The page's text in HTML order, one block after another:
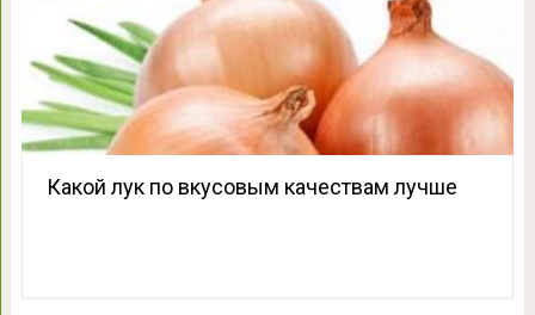
Какой лук по вкусовым качествам лучше